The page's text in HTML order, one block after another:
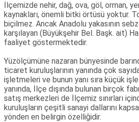
17 Temmuz
tarihleri
arasında çeşitli
noktalarda
düzenlenecek.
İlçemizde nehir, dağ, ova, göl, orman,
kaynakları, önemli bitki örtüsü yoktur.
biçilmez. Ancak Anadolu yakasının
karşılayan (Büyükşehir Bel. Başk. ait)
faaliyet göstermektedir.
Yüzölçümüne nazaran bünyesinde
ticaret kuruluşlarının yanında çok
işletmeleri ve bunun yanı sıra küçük
yanında, İlçe dışında bulunan birçok
satış merkezleri de İlçemiz sınırları
kuruluşların çeşitli sanayi dallarını
yönden en belirgin özelliğidir.